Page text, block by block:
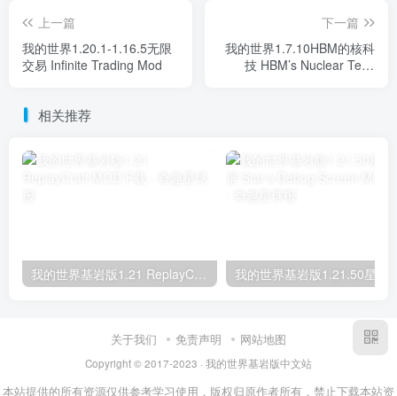
上一篇
我的世界1.20.1-1.16.5无限
交易 Infinite Trading Mod
下一篇
我的世界1.7.10HBM的核科
技 HBM’s Nuclear Tech
相关推荐
关于我们 免责声明 网站地图
Copyright © 2017-2023 · 我的世界基岩版中文站
本站提供的所有资源仅供参考学习使用，版权归原作者所有，禁止下载本站资